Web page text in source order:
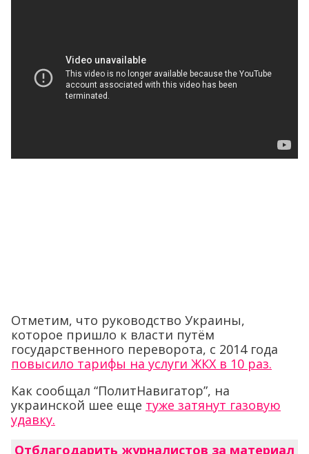
Отметим, что руководство Украины,
которое пришло к власти путём
государственного переворота, с 2014 года
повысило тарифы на услуги ЖКХ в 10 раз.
Как сообщал “ПолитНавигатор”, на
украинской шее еще туже затянут газовую
удавку.
Отблагодарить журналистов за материал